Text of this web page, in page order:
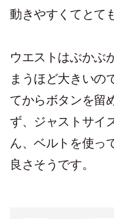
動きやすくてとて
ウエストはぶかぶ
まうほど大きいの
てからボタンを留
ず、ジャストサイ
ん、ベルトを使っ
良さそうです。